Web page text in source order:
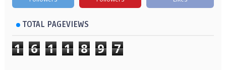
TOTAL PAGEVIEWS
1 6 1 1 8 9 7